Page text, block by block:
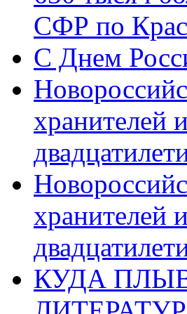
СФР по
C Днем
хранителей
хранителей
КУДА